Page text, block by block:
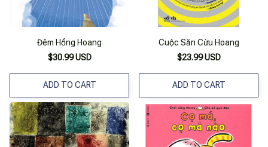
Đêm Hồng Hoang
$30.99 USD
ADD TO CART
Cuộc Săn Cừu Hoang
$23.99 USD
ADD TO CART